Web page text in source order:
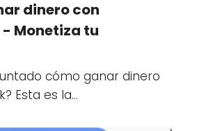
dinero con
- Monetiza tu
cómo ganar dinero
Esta es la…